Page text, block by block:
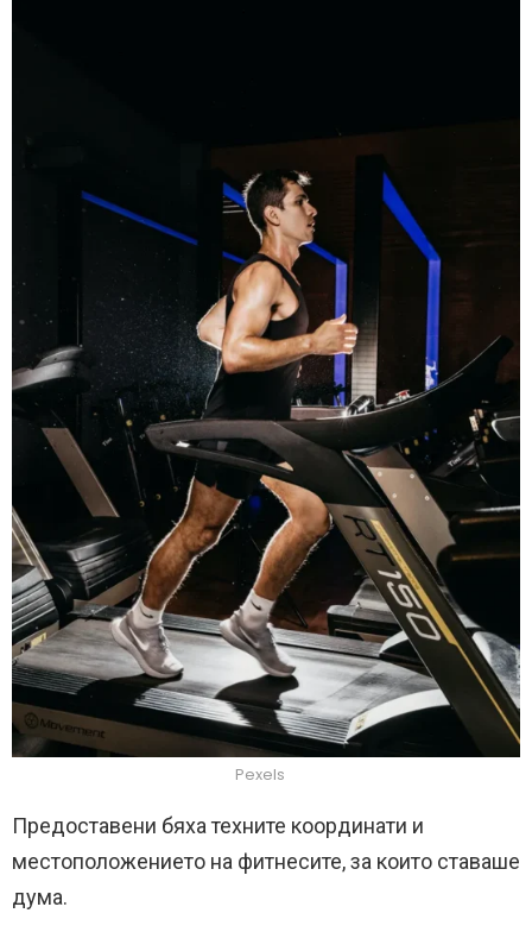
Pexels
Предоставени бяха техните координати и
местоположението на фитнесите, за които ставаше
дума.